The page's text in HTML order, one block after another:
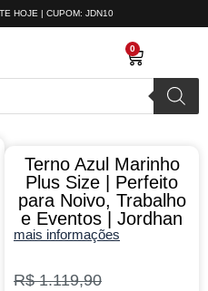
HOJE | CUPOM: JDN10
0
Terno Azul Marinho
Plus Size | Perfeito
para Noivo, Trabalho
e Eventos | Jordhan
mais informações
R$1.119,90